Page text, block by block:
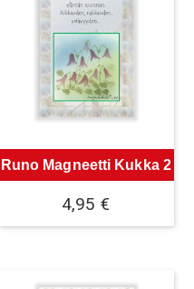
Runo Magneetti Kukka 2
4,95 €